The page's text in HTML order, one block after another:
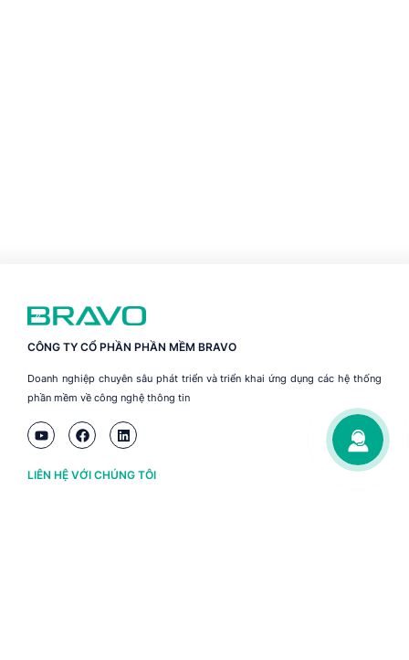
CÔNG TY CỔ PHẦN PHẦN MỀM BRAVO
Doanh nghiệp chuyên sâu phát triển và triển khai ứng dụng các hệ thống
phần mềm về công nghệ thông tin
LIÊN HỆ VỚI CHÚNG TÔI